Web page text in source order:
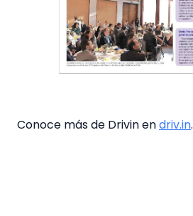
Conoce más de Drivin endriv.in.